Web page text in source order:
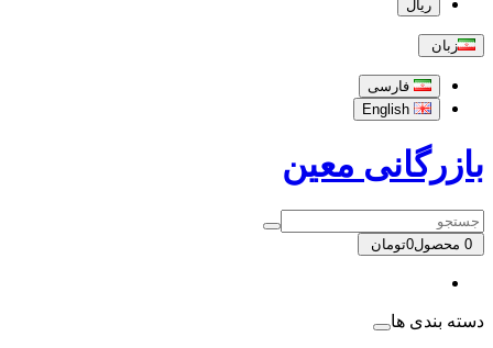
ریال
زبان
فارسی
بازرگانی معین
0 محصول0تومان
دسته بندی ها